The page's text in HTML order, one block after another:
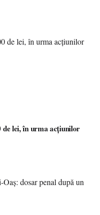
de lei, în urma acțiunilor